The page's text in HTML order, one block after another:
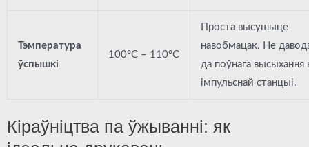
Тэмпература
ўспышкі
100°C – 110°C
Проста высушыце
навобмацак. Не
да поўнага высыхання
імпульснай станцыі.
Кіраўніцтва па ўжыванні: як